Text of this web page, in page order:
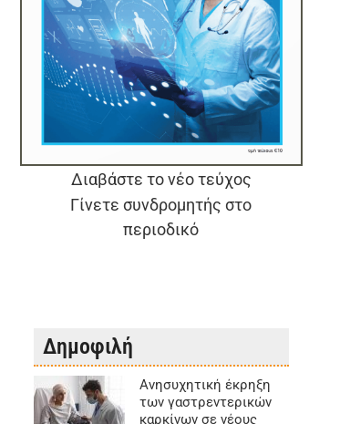
Διαβάστε το νέο τεύχος
Γίνετε συνδρομητής στο
περιοδικό
Δημοφιλή
Aνησυχητική έκρηξη
των γαστρεντερικών
καρκίνων σε νέους